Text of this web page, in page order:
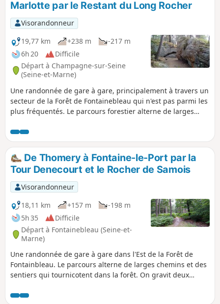
Marlotte par le Restant du Long Rocher
Visorandonneur
19,77 km
+238 m
-217 m
6h 20
Difficile
Départ à Champagne-sur-Seine
(Seine-et-Marne)
Une randonnée de gare à gare, principalement à travers un
secteur de la Forêt de Fontainebleau qui n'est pas parmi les
plus fréquentés. Le parcours forestier alterne de larges
chaos rocheux. Auparavant, la traversée de Thomery offre
de belles touches patrimoniales, dont ses murs à raisin et
quelques beaux points de vue sur la Seine.
De Thomery à Fontaine-le-Port par la
Tour Denecourt et le Rocher de Samois
Visorandonneur
18,11 km
+157 m
-198 m
5h 35
Difficile
Départ à Fontainebleau (Seine-et-
Marne)
Une randonnée de gare à gare dans l'Est de la Forêt de
Fontainbleau. Le parcours alterne de larges chemins et des
sentiers qui tournicotent dans la forêt. On gravit deux
sommet de l'une d'elle offrant un panorama très étendu.